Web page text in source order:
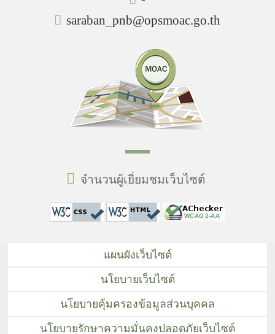
saraban_pnb@opsmoac.go.th
จำนวนผู้เยี่ยมชมเว็บไซต์
แผนผังเว็บไซต์
นโยบายเว็บไซต์
นโยบายคุ้มครองข้อมูลส่วนบุคคล
นโยบายรักษาความมั่นคงปลอดภัยเว็บไซต์